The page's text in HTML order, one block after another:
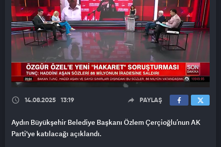
14.08.2025 13:19 PAYLAŞ
Aydın Büyükşehir Belediye Başkanı Özlem Çerçioğlu’nun AK
Parti'ye katılacağı açıklandı.